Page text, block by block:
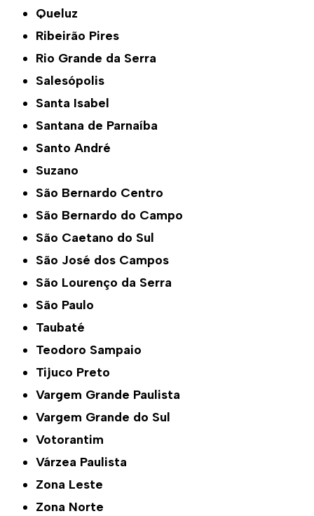
Queluz
Ribeirão Pires
Rio Grande da Serra
Salesópolis
Santa Isabel
Santana de Parnaíba
Santo André
Suzano
São Bernardo Centro
São Bernardo do Campo
São Caetano do Sul
São José dos Campos
São Lourenço da Serra
São Paulo
Taubaté
Teodoro Sampaio
Tijuco Preto
Vargem Grande Paulista
Vargem Grande do Sul
Votorantim
Várzea Paulista
Zona Leste
Zona Norte